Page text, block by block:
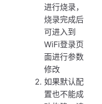
进行烧录，
烧录完成后
可进入到
WiFi登录页
面进行参数
修改
如果默认配
置也不能成